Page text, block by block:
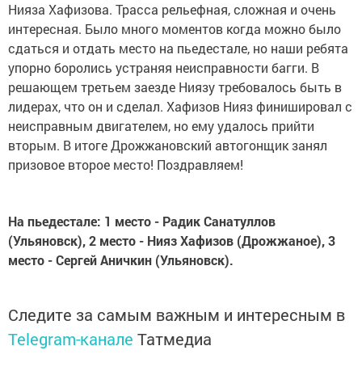
Нияза Хафизова. Трасса рельефная, сложная и очень
интересная. Было много моментов когда можно было
сдаться и отдать место на пьедестале, но наши ребята
упорно боролись устраняя неисправности багги. В
решающем третьем заезде Ниязу требовалось быть в
лидерах, что он и сделал. Хафизов Нияз финишировал с
неисправным двигателем, но ему удалось прийти
вторым. В итоге Дрожжановский автогонщик занял
призовое второе место! Поздравляем!
На пьедестале: 1 место - Радик Санатуллов
(Ульяновск), 2 место - Нияз Хафизов (Дрожжаное), 3
место - Сергей Аничкин (Ульяновск).
Следите за самым важным и интересным в
Telegram-канале Татмедиа